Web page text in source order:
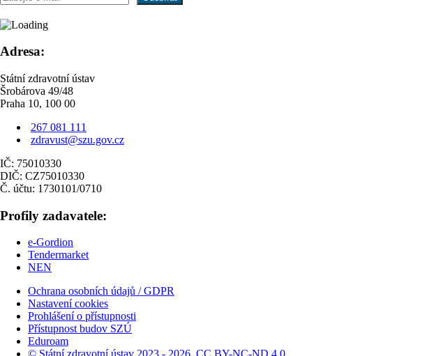
Adresa:
Státní zdravotní ústav
Šrobárova 49/48
Praha 10, 100 00
267 081 111
zdravust@szu.gov.cz
IČ: 75010330
DIČ: CZ75010330
Č. účtu: 1730101/0710
Profily zadavatele:
e-Gordion
Tendermarket
NEN
Ochrana osobních údajů / GDPR
Nastavení cookies
Prohlášení o přístupnosti
Přístupnost budov SZÚ
Eduroam